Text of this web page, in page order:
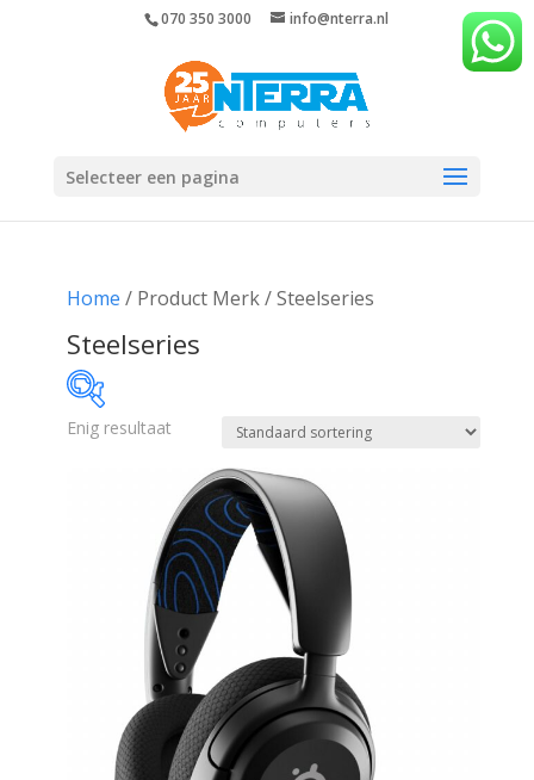
070 350 3000 info@nterra.nl
Selecteer een pagina
Home / Product Merk / Steelseries
Steelseries
128 129
Enig resultaat